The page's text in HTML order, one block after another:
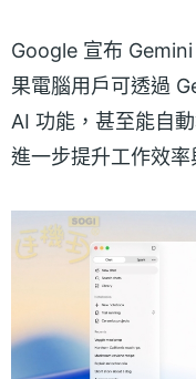
Google 宣布
果電腦用戶可透過
AI 功能，甚至能自
進一步提升工作效率